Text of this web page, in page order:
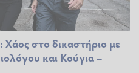
στο δικαστήριο με
και Κούγια –